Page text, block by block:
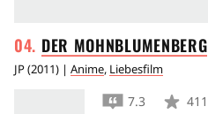
DER MOHNBLUMENBERG
JP(2011) | Anime, Liebesfilm
7.3 411